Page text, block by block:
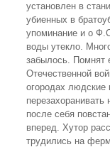
установлен в
убиенных в
упоминание и о
воды утекло.
забылось. Помнят
Отечественной
огородах людские
после себя
вперед. Хутор
трудились на